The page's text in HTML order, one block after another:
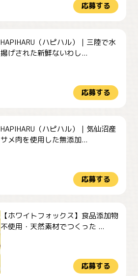
応募する
HAPIHARU（ハピハル）｜三陸で水
揚げされた新鮮ないわし...
応募する
HAPIHARU（ハピハル）｜気仙沼産
サメ肉を使用した無添加...
応募する
【ホワイトフォックス】食品添加物
不使用・天然素材でつくった ...
応募する